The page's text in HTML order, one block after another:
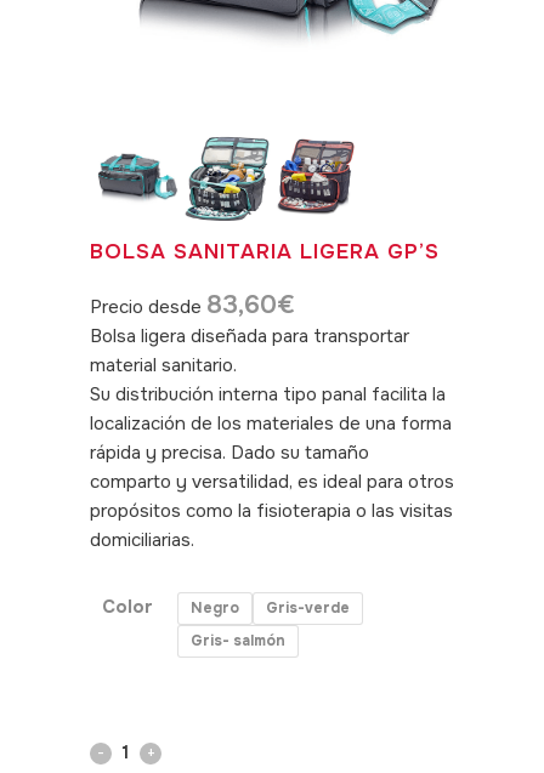
BOLSA SANITARIA LIGERA GP’S
Precio desde 83,60€
Bolsa ligera diseñada para transportar
material sanitario.
Su distribución interna tipo panal facilita la
localización de los materiales de una forma
rápida y precisa. Dado su tamaño
comparto y versatilidad, es ideal para otros
propósitos como la fisioterapia o las visitas
domiciliarias.
Color Negro
Gris-verde
Gris- salmón
Bolsa